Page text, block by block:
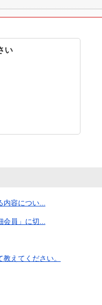
い
容につい...
員」に切...
えてください。